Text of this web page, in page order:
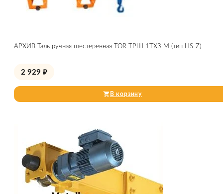
АРХИВ Таль ручная шестеренная TOR ТРШ 1ТХ3 М (тип HS-Z)
2 929 ₽
В корзину